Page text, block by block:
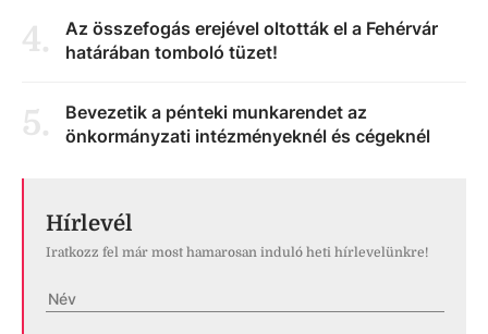
4.
Az összefogás erejével oltották el a Fehérvár
határában tomboló tüzet!
5.
Bevezetik a pénteki munkarendet az
önkormányzati intézményeknél és cégeknél
Hírlevél
Iratkozz fel már most hamarosan induló heti hírlevelünkre!